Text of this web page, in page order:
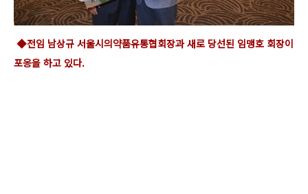
◆전임 남상규 서울시의약품유통협회장과 새로 당선된 임맹호 회장이
포옹을 하고 있다.